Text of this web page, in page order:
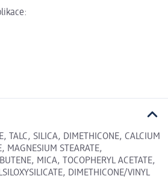
TALC, SILICA, DIMETHICONE, CALCIUM
MAGNESIUM STEARATE,
MICA, TOCOPHERYL ACETATE,
DIMETHICONE/VINYL